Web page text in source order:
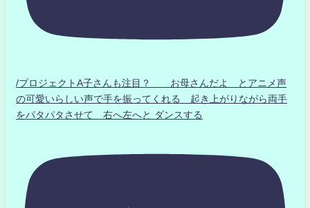
/プロジェクトA子さんも注目？ お母さんだよ とアニメ声
の可愛いらしい声で手を振ってくれる 起き上がりながら両手
をパタパタさせて 右へ左へと ダンスする